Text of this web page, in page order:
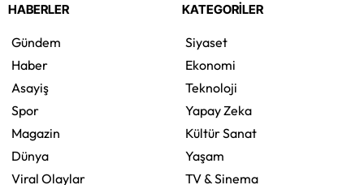
HABERLER
Gündem
Haber
Asayiş
Spor
Magazin
Dünya
Viral Olaylar
KATEGORİLER
Siyaset
Ekonomi
Teknoloji
Yapay Zeka
Kültür Sanat
Yaşam
TV & Sinema